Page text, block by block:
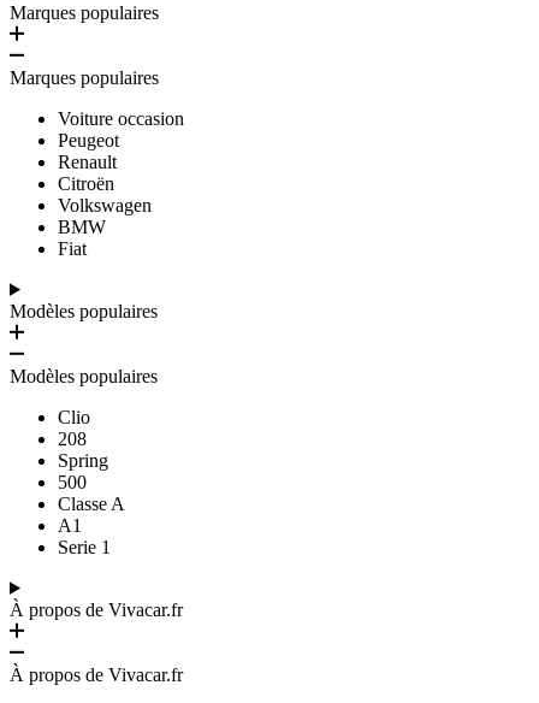
Marques populaires
Marques populaires
Voiture occasion
Peugeot
Renault
Citroën
Volkswagen
BMW
Fiat
Modèles populaires
Modèles populaires
Clio
208
Spring
500
Classe A
A1
Serie 1
À propos de Vivacar.fr
À propos de Vivacar.fr